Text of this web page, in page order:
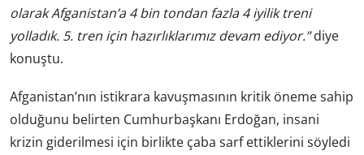
olarak Afganistan’a 4 bin tondan fazla 4 iyilik treni
yolladık. 5. tren için hazırlıklarımız devam ediyor.”diye
konuştu.
Afganistan’nın istikrara kavuşmasının kritik öneme sahip
olduğunu belirten Cumhurbaşkanı Erdoğan, insani
krizin giderilmesi için birlikte çaba sarf ettiklerini söyledi